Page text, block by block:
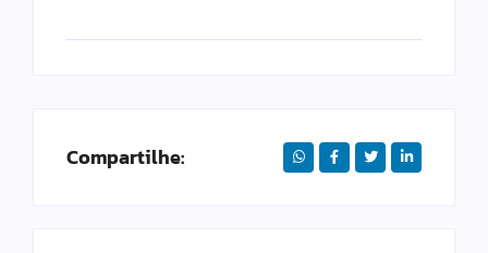
Compartilhe: